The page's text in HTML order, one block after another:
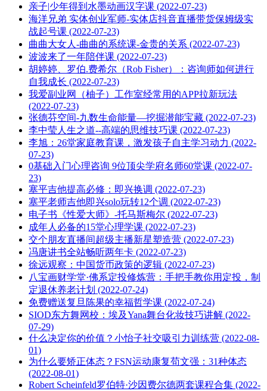
亲子|少年得到水墨动画汉字课 (2022-07-23)
海洋兄弟 实体创业军师-实体店抖音直播带货保姆级实
战起号课 (2022-07-23)
曲曲大女人-曲曲的系统课-金贵的关系 (2022-07-23)
波波来了一年陪伴课 (2022-07-23)
胡婷婷、罗伯.费希尔（Rob Fisher）：咨询师如何进行
自我成长 (2022-07-23)
我爱副业网（柚子）工作室经常用的APP拉新玩法
(2022-07-23)
张德芬空间-九数生命能量—挖掘潜能宝藏 (2022-07-23)
李中莹人生之道--高端的思维技巧课 (2022-07-23)
李旭：26堂家庭教育课，激发孩子自主学习动力 (2022-
07-23)
0基础入门心理咨询 9位顶尖学府名师60堂课 (2022-07-
23)
塞平吉他提高必修：即兴换调 (2022-07-23)
塞平老师吉他即兴solo玩转12个调 (2022-07-23)
电子书《性爱大师》-托马斯梅尔 (2022-07-23)
成年人必备的15堂心理学课 (2022-07-23)
交个朋友直播间超级主播新星塑造营 (2022-07-23)
冯唐讲书全站畅听两年卡 (2022-07-23)
徐远观察：中国货币政策的逻辑 (2022-07-23)
八宝画财学堂·佛系定投修炼营：手把手教你用定投，制
定退休养老计划 (2022-07-24)
免费赠送复旦陈果的幸福哲学课 (2022-07-24)
SIOD东方舞网校：埃及Yana舞台化妆技巧讲解 (2022-
07-29)
什么决定你的价值？小怡子社交吸引力训练营 (2022-08-
01)
为什么要矫正体态？FSN运动康复苟文强：31种体态
(2022-08-01)
Robert Scheinfeld罗伯特·沙因费尔德两套课程合集 (2022-